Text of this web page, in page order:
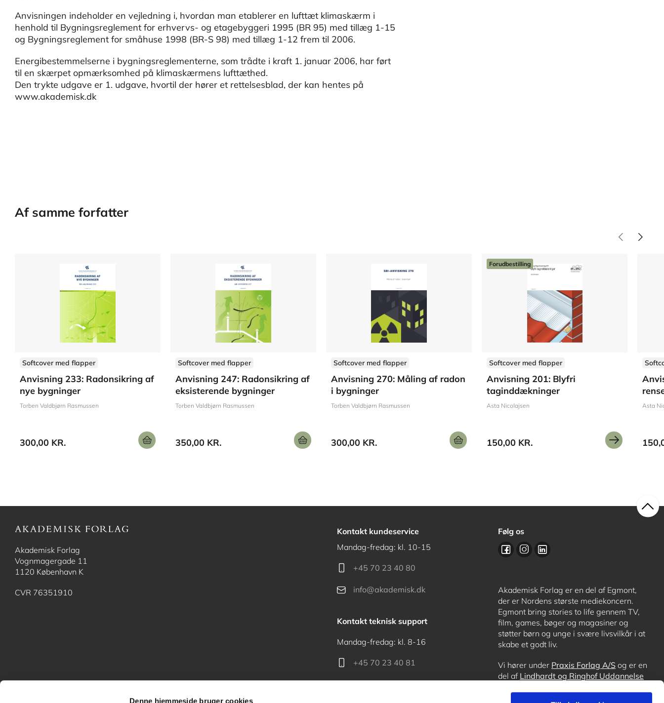
Denne hjemmeside bruger cookies
Anvisningen indeholder en vejledning i, hvordan man etablerer en lufttæt klimaskærm i
henhold til Bygningsreglement for erhvervs- og etagebyggeri 1995 (BR 95) med tillæg 1-15
og Bygningsreglement for småhuse 1998 (BR-S 98) med tillæg 1-12 frem til 2006.
Energibestemmelserne i bygningsreglementerne, som trådte i kraft 1. januar 2006, har ført
til en skærpet opmærksomhed på klimaskærmens lufttæthed.
Den trykte udgave er 1. udgave, hvortil der hører et rettelsesblad, der kan hentes på
www.akademisk.dk
Af samme forfatter
Softcover med flapper
Anvisning 233: Radonsikring af
nye bygninger
Torben Valdbjørn Rasmussen
300,00 KR.
Softcover med flapper
Anvisning 247: Radonsikring af
eksisterende bygninger
Torben Valdbjørn Rasmussen
350,00 KR.
Softcover med flapper
Anvisning 270: Måling af radon
i bygninger
Torben Valdbjørn Rasmussen
300,00 KR.
Softcover med flapper
Anvisning 201: Blyfri
taginddækninger
Asta Nicolajsen
150,00 KR.
Forudbestilling
Asta
Akademisk Forlag
Vognmagergade 11
1120 København K
CVR 76351910
Kontakt kundeservice
Mandag-fredag: kl. 10-15
+45 70 23 40 80
info@akademisk.dk
Kontakt teknisk support
Mandag-fredag: kl. 8-16
+45 70 23 40 81
Følg os
Akademisk Forlag er en del af Egmont,
der er Nordens største mediekoncern.
Egmont bring stories to life gennem TV,
film, games, bøger og magasiner og
støtter børn og unge i svære livsvilkår i at
skabe et godt liv.
Vi hører under Praxis Forlag A/S og er en
del af Lindhardt og Ringhof Uddannelse